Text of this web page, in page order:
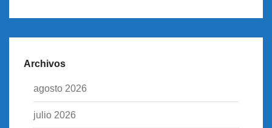
Archivos
agosto 2026
julio 2026